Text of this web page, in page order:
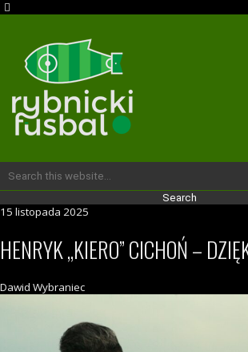
15 listopada 2025
HENRYK „KIERO” CICHOŃ –
Dawid Wybraniec